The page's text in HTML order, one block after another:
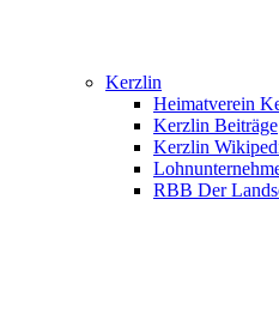
Kerzlin
Heimatverein
Kerzlin Beiträge
Kerzlin
RBB Der